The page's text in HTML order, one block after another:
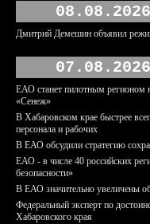
08.08.2026
Дмитрий Демешин объявил
07.08.2026
ЕАО станет пилотным регионом
«Сенеж»
В Хабаровском крае быстрее
персонала и рабочих
В ЕАО обсудили стратегию
ЕАО - в числе 40 российских
безопасности»
В ЕАО значительно увеличены
Федеральный эксперт по
Хабаровского края